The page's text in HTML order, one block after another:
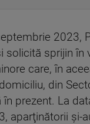
2023,
solicită sprijin în
care, în
din
în prezent. La
aparţinătorii şi-